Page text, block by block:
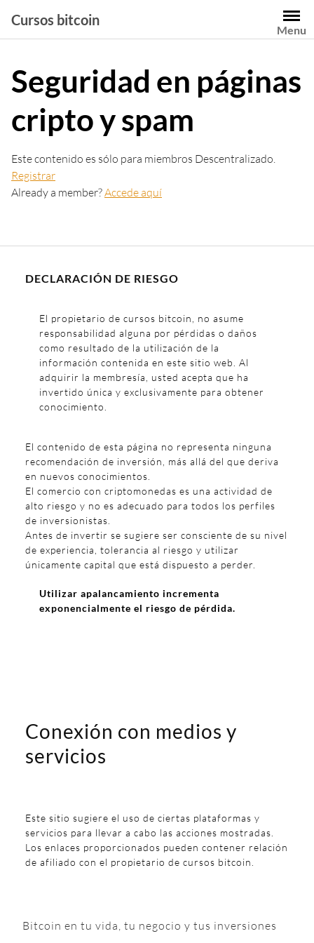
contenido
Cursos bitcoin
Menu
Seguridad en páginas
cripto y spam
Este contenido es sólo para miembros Descentralizado.
Registrar
Already a member?Accede aquí
DECLARACIÓN DE RIESGO
El propietario de cursos bitcoin, no asume
responsabilidad alguna por pérdidas o daños
como resultado de la utilización de la
información contenida en este sitio web. Al
adquirir la membresía, usted acepta que ha
invertido única y exclusivamente para obtener
conocimiento.
El contenido de esta página no representa ninguna
recomendación de inversión, más allá del que deriva
en nuevos conocimientos.
El comercio con criptomonedas es una actividad de
alto riesgo y no es adecuado para todos los perfiles
de inversionistas.
Antes de invertir se sugiere ser consciente de su nivel
de experiencia, tolerancia al riesgo y utilizar
únicamente capital que está dispuesto a perder.
Utilizar apalancamiento incrementa
exponencialmente el riesgo de pérdida.
Conexión con medios y
servicios
Este sitio sugiere el uso de ciertas plataformas y
servicios para llevar a cabo las acciones mostradas.
Los enlaces proporcionados pueden contener relación
de afiliado con el propietario de cursos bitcoin.
Bitcoin en tu vida, tu negocio y tus inversiones